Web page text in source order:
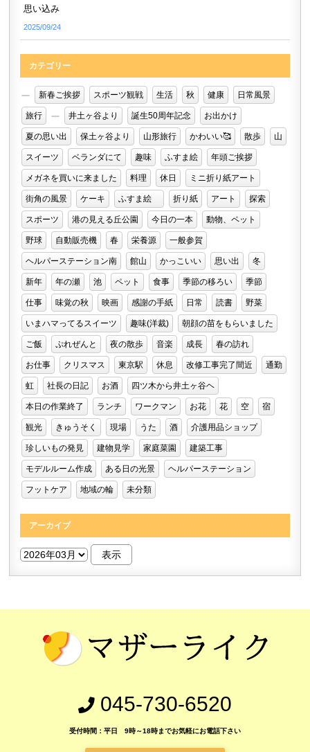
思い込み
2025/09/24
カテゴリー
新春ご挨拶 スポーツ観戦 生活 秋 健康 日常風景
旅行 井土ヶ谷より 誕生50周年記念 お出かけ
夏の思い出 保土ヶ谷より 山形旅行 かわいい🥰 散歩 山
スイーツ ベランダにて 趣味 ふすま絵 年頭ご挨拶
メガネを買いに来ました 料理 休日 ミニ折り紙アート
街角の風景 ケーキ ふすま絵 折り紙 アート 探索
スポーツ 港の見える丘公園 今日の一本 動物、ペット
野球 自動販売機 春 栄養源 一般参賀
ヘルパーステーション南 館山 かっこいい 思い出 冬
新年 年の瀬 池 ペット 食事 季節の移ろい 季節
仕事 味覚の秋 映画 感謝の手紙 日常 読書 野菜
いまハマってるスイーツ 趣味(洋裁) 朝顔の苗をもらいました
ご飯 ぷれぜんと 夜の散歩 音楽 成長 春の訪れ
お仕事 クリスマス 東京駅 休息 改修工事完了間近 通勤
虹 社長の日記 お酒 四ツ木から井土ヶ谷ヘ
本日の作業終了 ランチ ワークマン お花 花 空 宿
観光 きゅうそく 現場 うた 酒 介護用品ショップ
珍しいもの発見 建物見学 家庭菜園 建築工事
モデルルーム作成 ある日の光景 ヘルパーステーション
フットケア 地域の輪 未分類
アーカイブ
045-730-6520
受付時間：平日 9時～18時までお気軽にお電話下さい